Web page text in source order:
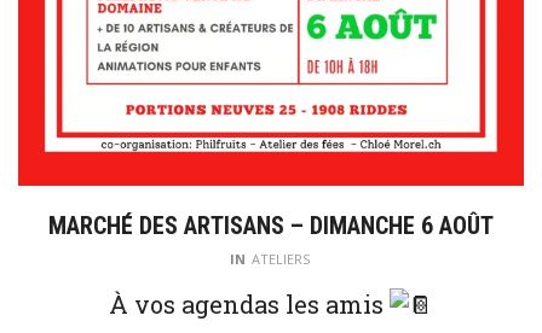
MARCHÉ DES ARTISANS – DIMANCHE 6 AOÛT
IN ATELIERS
À vos agendas les amis